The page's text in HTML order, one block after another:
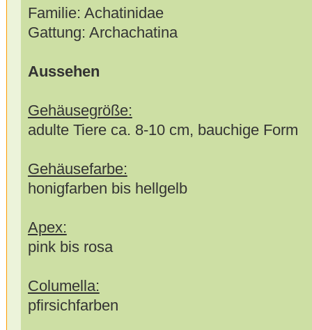
Familie: Achatinidae
Gattung: Archachatina
Aussehen
Gehäusegröße:
adulte Tiere ca. 8-10 cm, bauchige Form
Gehäusefarbe:
honigfarben bis hellgelb
Apex:
pink bis rosa
Columella:
pfirsichfarben